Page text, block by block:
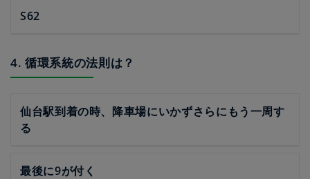
S62
4. 循環系統の法則は？
仙台駅到着の時、降車場にいかずさらにもう一周す
る
最後に9が付く